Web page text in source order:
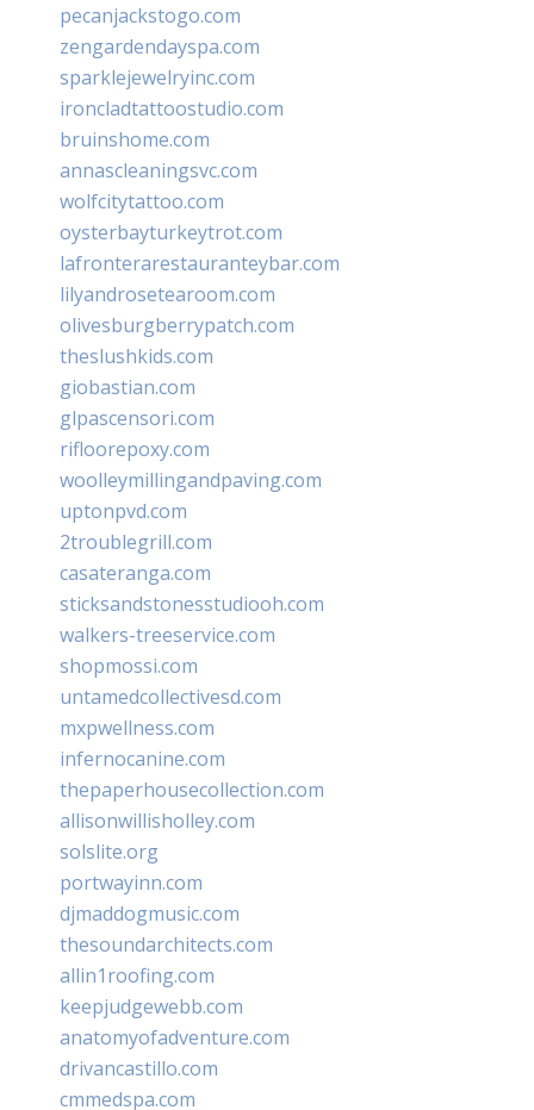
pecanjackstogo.com
zengardendayspa.com
sparklejewelryinc.com
ironcladtattoostudio.com
bruinshome.com
annascleaningsvc.com
wolfcitytattoo.com
oysterbayturkeytrot.com
lafronterarestauranteybar.com
lilyandrosetearoom.com
olivesburgberrypatch.com
theslushkids.com
giobastian.com
glpascensori.com
rifloorepoxy.com
woolleymillingandpaving.com
uptonpvd.com
2troublegrill.com
casateranga.com
sticksandstonesstudiooh.com
walkers-treeservice.com
shopmossi.com
untamedcollectivesd.com
mxpwellness.com
infernocanine.com
thepaperhousecollection.com
allisonwillisholley.com
solslite.org
portwayinn.com
djmaddogmusic.com
thesoundarchitects.com
allin1roofing.com
keepjudgewebb.com
anatomyofadventure.com
drivancastillo.com
cmmedspa.com